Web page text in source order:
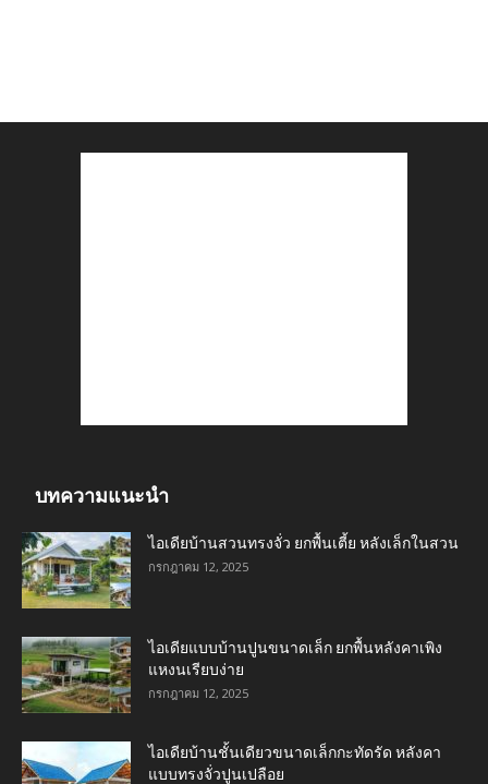
บทความแนะนำ
ไอเดียบ้านสวนทรงจั่ว ยกพื้นเตี้ย หลังเล็กในสวน
กรกฎาคม 12, 2025
ไอเดียแบบบ้านปูนขนาดเล็ก ยกพื้นหลังคาเพิง
แหงนเรียบง่าย
กรกฎาคม 12, 2025
ไอเดียบ้านชั้นเดียวขนาดเล็กกะทัดรัด หลังคา
แบบทรงจั่วปูนเปลือย